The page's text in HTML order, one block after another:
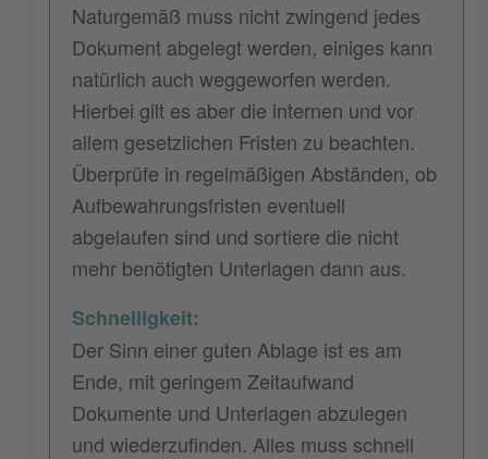
Naturgemäß muss nicht zwingend jedes
Dokument abgelegt werden, einiges kann
natürlich auch weggeworfen werden.
Hierbei gilt es aber die internen und vor
allem gesetzlichen Fristen zu beachten.
Überprüfe in regelmäßigen Abständen, ob
Aufbewahrungsfristen eventuell
abgelaufen sind und sortiere die nicht
mehr benötigten Unterlagen dann aus.
Schnelligkeit:
Der Sinn einer guten Ablage ist es am
Ende, mit geringem Zeitaufwand
Dokumente und Unterlagen abzulegen
und wiederzufinden. Alles muss schnell